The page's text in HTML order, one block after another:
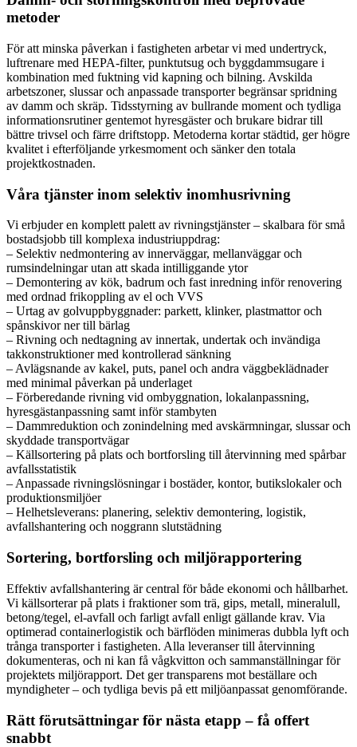
metoder
För att minska påverkan i fastigheten arbetar vi med undertryck,
luftrenare med HEPA-filter, punktutsug och byggdammsugare i
kombination med fuktning vid kapning och bilning. Avskilda
arbetszoner, slussar och anpassade transporter begränsar spridning
av damm och skräp. Tidsstyrning av bullrande moment och tydliga
informationsrutiner gentemot hyresgäster och brukare bidrar till
bättre trivsel och färre driftstopp. Metoderna kortar städtid, ger högre
kvalitet i efterföljande yrkesmoment och sänker den totala
projektkostnaden.
Våra tjänster inom selektiv inomhusrivning
Vi erbjuder en komplett palett av rivningstjänster – skalbara för små
bostadsjobb till komplexa industriuppdrag:
– Selektiv nedmontering av innerväggar, mellanväggar och
rumsindelningar utan att skada intilliggande ytor
– Demontering av kök, badrum och fast inredning inför renovering
med ordnad frikoppling av el och VVS
– Urtag av golvuppbyggnader: parkett, klinker, plastmattor och
spånskivor ner till bärlag
– Rivning och nedtagning av innertak, undertak och invändiga
takkonstruktioner med kontrollerad sänkning
– Avlägsnande av kakel, puts, panel och andra väggbeklädnader
med minimal påverkan på underlaget
– Förberedande rivning vid ombyggnation, lokalanpassning,
hyresgästanpassning samt inför stambyten
– Dammreduktion och zonindelning med avskärmningar, slussar och
skyddade transportvägar
– Källsortering på plats och bortforsling till återvinning med spårbar
avfallsstatistik
– Anpassade rivningslösningar i bostäder, kontor, butikslokaler och
produktionsmiljöer
– Helhetsleverans: planering, selektiv demontering, logistik,
avfallshantering och noggrann slutstädning
Sortering, bortforsling och miljörapportering
Effektiv avfallshantering är central för både ekonomi och hållbarhet.
Vi källsorterar på plats i fraktioner som trä, gips, metall, mineralull,
betong/tegel, el-avfall och farligt avfall enligt gällande krav. Via
optimerad containerlogistik och bärflöden minimeras dubbla lyft och
trånga transporter i fastigheten. Alla leveranser till återvinning
dokumenteras, och ni kan få vågkvitton och sammanställningar för
projektets miljörapport. Det ger transparens mot beställare och
myndigheter – och tydliga bevis på ett miljöanpassat genomförande.
Rätt förutsättningar för nästa etapp – få offert
snabbt